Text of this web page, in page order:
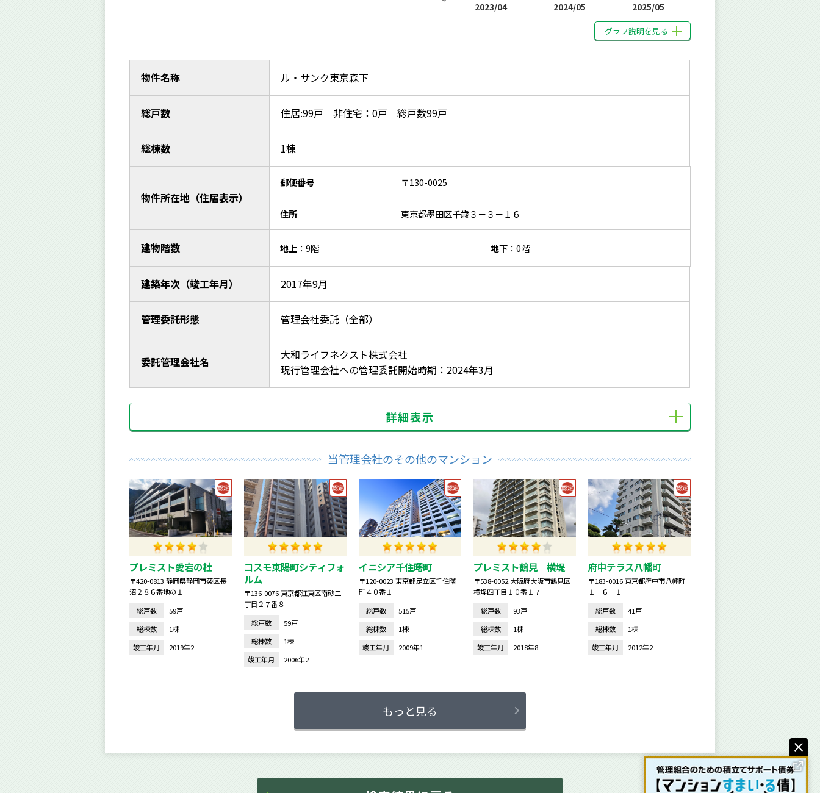
2023/04 2024/05 2025/05
グラフ説明を見る
物件名称 ル・サンク東京森下
総戸数 住居:99戸 非住宅：0戸 総戸数99戸
総棟数 1棟
物件所在地（住居表示）
郵便番号 〒130-0025
住所 東京都墨田区千歳３－３－１６
建物階数 地上：9階 地下：0階
建築年次（竣工年月） 2017年9月
管理委託形態 管理会社委託（全部）
委託管理会社名
大和ライフネクスト株式会社
現行管理会社への管理委託開始時期：2024年3月
詳細表示
当管理会社のその他のマンション
プレミスト愛宕の杜
〒420-0813 静岡県静岡市葵区長
沼２８６番地の１
総戸数
59戸
総棟数
1棟
竣工年月
2019年2
コスモ東陽町シティフォ
ルム
〒136-0076 東京都江東区南砂二
丁目２７番８
総戸数
59戸
総棟数
1棟
竣工年月
2006年2
イニシア千住曙町
〒120-0023 東京都足立区千住曙
町４０番１
総戸数
515戸
総棟数
1棟
竣工年月
2009年1
プレミスト鶴見 横堤
〒538-0052 大阪府大阪市鶴見区
横堤四丁目１０番１７
総戸数
93戸
総棟数
1棟
竣工年月
2018年8
府中テラス八幡町
〒183-0016 東京都府中市八幡町
１－６－１
総戸数
41戸
総棟数
1棟
竣工年月
2012年2
もっと見る